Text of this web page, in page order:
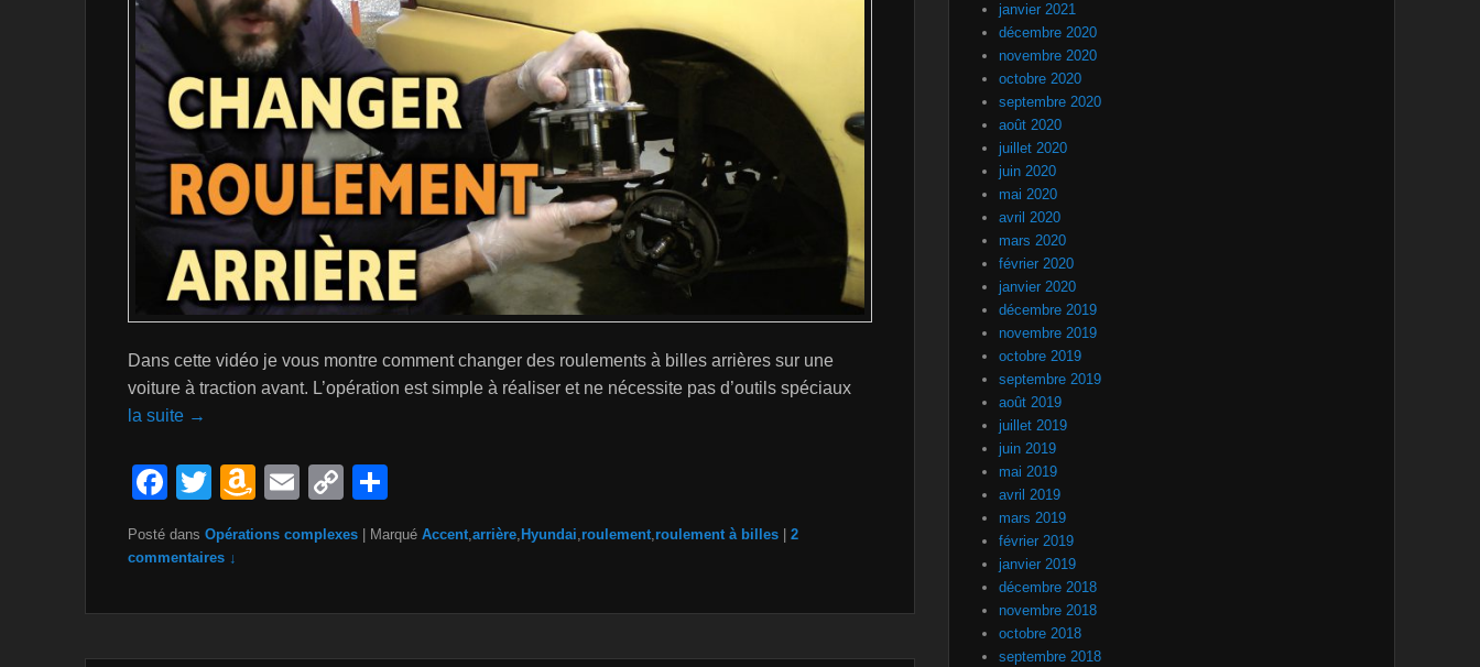
Dans cette vidéo je vous montre comment changer des roulements à billes arrières sur une
voiture à traction avant. L’opération est simple à réaliser et ne nécessite pas d’outils spéciaux
la suite →
F
c
b
o
T
wi
tt
A
a
o
n
E
ail
C
p
Li
n
ta
er
Posté dans Opérations complexes Marqué Accent arrière Hyundai roulement roulement à billes
2
commentaires ↓
janvier 2021
décembre 2020
novembre 2020
octobre 2020
septembre 2020
août 2020
juillet 2020
juin 2020
mai 2020
avril 2020
mars 2020
février 2020
janvier 2020
décembre 2019
novembre 2019
octobre 2019
septembre 2019
août 2019
juillet 2019
juin 2019
mai 2019
avril 2019
mars 2019
février 2019
janvier 2019
décembre 2018
novembre 2018
octobre 2018
septembre 2018